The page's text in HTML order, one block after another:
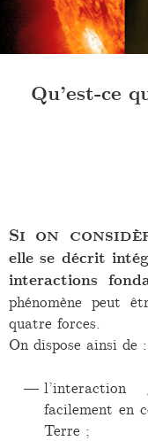
Qu’est-ce
Si on
elle se décrit
interactions
phénomène peut
quatre forces.
On dispose ainsi de :
l’interaction
facilement en
Terre ;